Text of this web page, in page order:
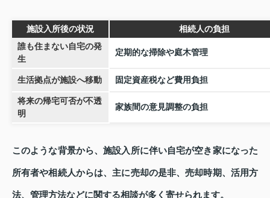
施設入所後の状況
相続人の負担
誰も住まない自宅の発
生
定期的な掃除や庭木管理
生活拠点が施設へ移動 固定資産税など費用負担
将来の帰宅可否が不透
明
家族間の意見調整の負担
このような背景から、施設入所に伴い自宅が空き家になった
所有者や相続人からは、主に売却の是非、売却時期、活用方
法、管理方法などに関する相談が多く寄せられます。